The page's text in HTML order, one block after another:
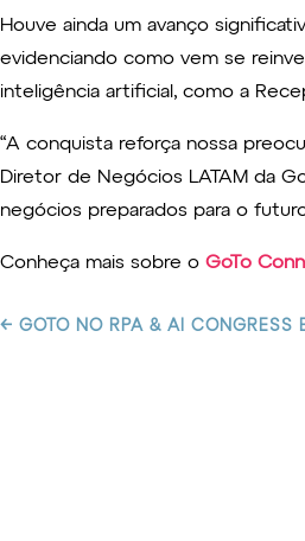
Houve ainda um avanço
evidenciando como vem se
inteligência artificial, como a
“A conquista reforça nossa
Diretor de Negócios LATAM da
negócios preparados para o
Conheça mais sobre oGoTo
←GOTO NO RPA & AI CONGRESS